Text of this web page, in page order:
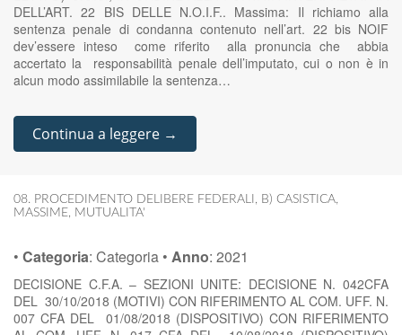
DELL’ART. 22 BIS DELLE N.O.I.F.. Massima: Il richiamo alla
sentenza penale di condanna contenuto nell’art. 22 bis NOIF
dev’essere inteso come riferito alla pronuncia che abbia
accertato la responsabilità penale dell’imputato, cui o non è in
alcun modo assimilabile la sentenza…
Continua a leggere →
08. PROCEDIMENTO DELIBERE FEDERALI , B) CASISTICA,
MASSIME, MUTUALITA'
• Categoria: Categoria • Anno: 2021
DECISIONE C.F.A. – SEZIONI UNITE: DECISIONE N. 042CFA
DEL 30/10/2018 (MOTIVI) CON RIFERIMENTO AL COM. UFF. N.
007 CFA DEL 01/08/2018 (DISPOSITIVO) CON RIFERIMENTO